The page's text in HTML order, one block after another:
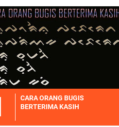
CARA ORANG BUGIS
BERTERIMA KASIH